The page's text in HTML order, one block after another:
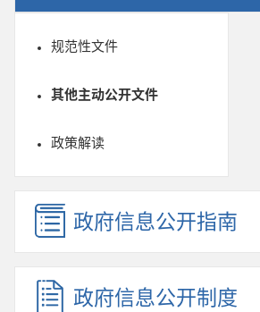
规范性文件
其他主动公开文件
政策解读
政府信息公开指南
政府信息公开制度